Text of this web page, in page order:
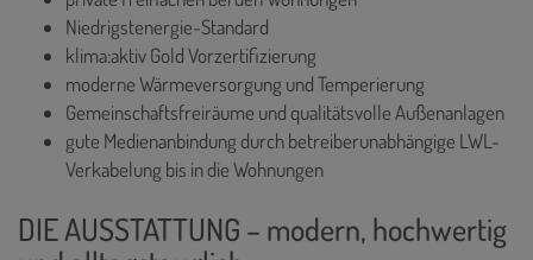
Niedrigstenergie-Standard
klima:aktiv Gold Vorzertifizierung
moderne Wärmeversorgung und Temperierung
Gemeinschaftsfreiräume und qualitätsvolle Außenanlagen
gute Medienanbindung durch betreiberunabhängige LWL-
Verkabelung bis in die Wohnungen
DIE AUSSTATTUNG – modern, hochwertig